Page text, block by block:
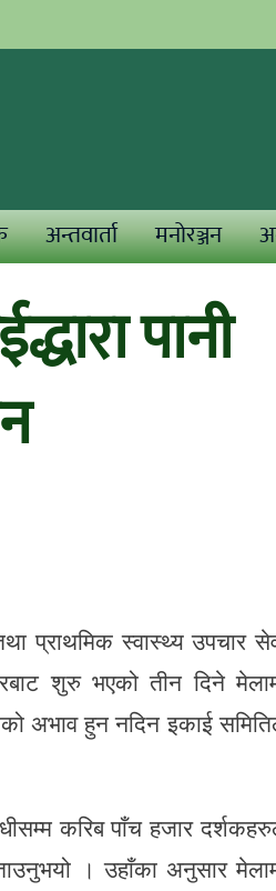
अन्तवार्ता मनोरञ्जन
पानी
प्राथमिक स्वास्थ्य उपचार
शुरु भएको तीन दिने
अभाव हुन नदिन इकाई
करिब पाँच हजार
। उहाँका अनुसार